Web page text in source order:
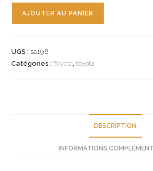
lunette
AJOUTER AU PANIER
UGS : sa198
Catégories :Toyota,toyota
DESCRIPTION
INFORMATIONS